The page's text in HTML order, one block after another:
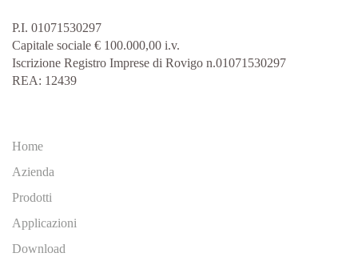
P.I. 01071530297
Capitale sociale € 100.000,00 i.v.
Iscrizione Registro Imprese di Rovigo n.01071530297
REA: 12439
Home
Azienda
Prodotti
Applicazioni
Download